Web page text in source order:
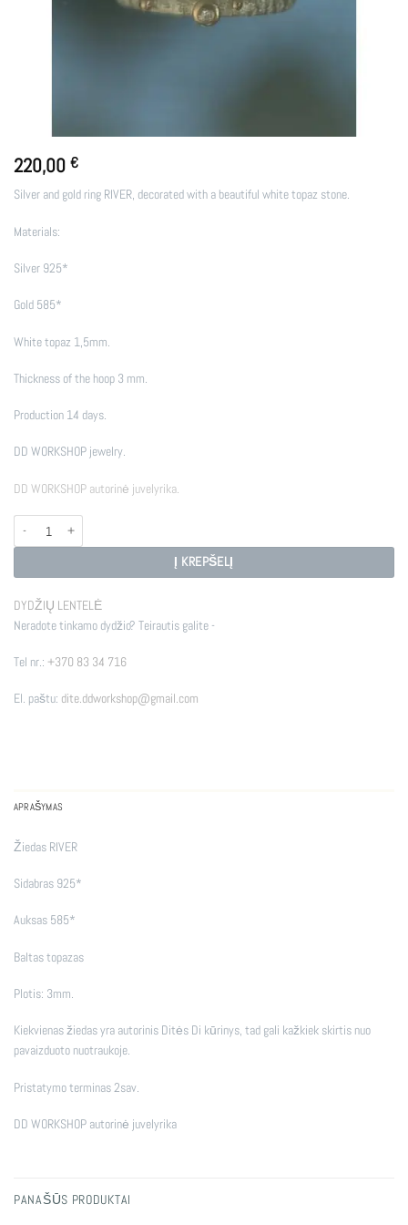
220,00 €
Silver and gold ring RIVER, decorated with a beautiful white topaz stone.
Materials:
Silver 925*
Gold 585*
White topaz 1,5mm.
Thickness of the hoop 3 mm.
Production 14 days.
DD WORKSHOP jewelry.
DD WORKSHOP autorinė juvelyrika.
Į KREPŠELĮ
DYDŽIŲ LENTELĖ
Neradote tinkamo dydžio? Teirautis galite -
Tel nr.: +370 83 34 716
El. paštu: dite.ddworkshop@gmail.com
APRAŠYMAS
Žiedas RIVER
Sidabras 925*
Auksas 585*
Baltas topazas
Plotis: 3mm.
Kiekvienas žiedas yra autorinis Ditės Di kūrinys, tad gali kažkiek skirtis nuo
pavaizduoto nuotraukoje.
Pristatymo terminas 2sav.
DD WORKSHOP autorinė juvelyrika
PANAŠŪS PRODUKTAI